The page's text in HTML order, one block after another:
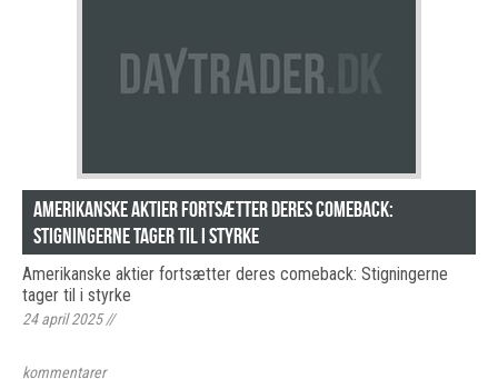
Amerikanske aktier fortsætter deres comeback:
Stigningerne tager til i styrke
Amerikanske aktier fortsætter deres comeback: Stigningerne
tager til i styrke
24 april 2025//
kommentarer